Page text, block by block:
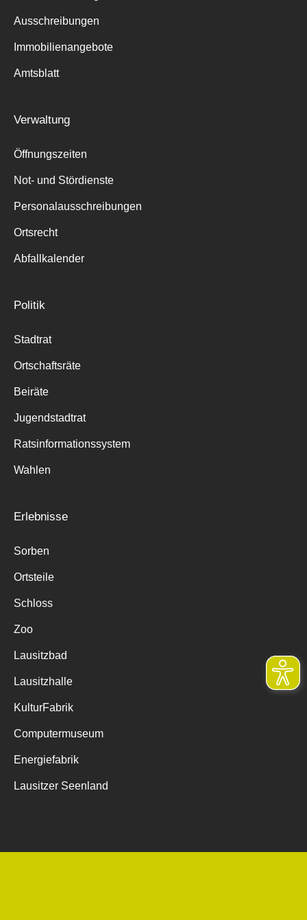
Ausschreibungen
Immobilienangebote
Amtsblatt
Verwaltung
Öffnungszeiten
Not- und Stördienste
Personalausschreibungen
Ortsrecht
Abfallkalender
Politik
Stadtrat
Ortschaftsräte
Beiräte
Jugendstadtrat
Ratsinformationssystem
Wahlen
Erlebnisse
Sorben
Ortsteile
Schloss
Zoo
Lausitzbad
Lausitzhalle
KulturFabrik
Computermuseum
Energiefabrik
Lausitzer Seenland